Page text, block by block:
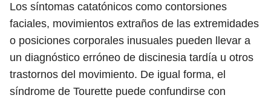
Los síntomas catatónicos como contorsiones
faciales, movimientos extraños de las extremidades
o posiciones corporales inusuales pueden llevar a
un diagnóstico erróneo de discinesia tardía u otros
trastornos del movimiento. De igual forma, el
síndrome de Tourette puede confundirse con